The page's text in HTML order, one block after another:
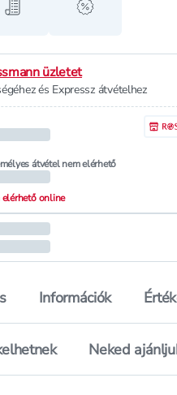
kedvencekhez
Hozzáadás a bevásárló
alert when on
üzletet
és Expressz átvételhez
átvétel nem elérhető
elérhető online
Információk
Neked